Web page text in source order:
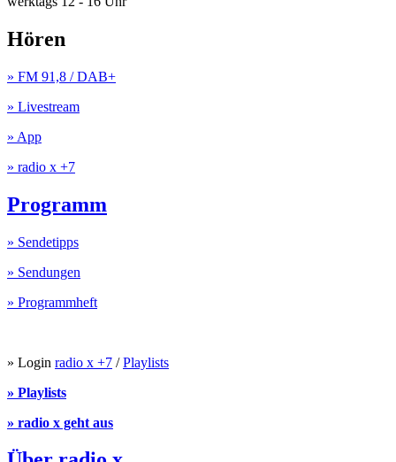
Hören
» FM 91,8 / DAB+
» Livestream
» App
» radio x +7
Programm
» Sendetipps
» Sendungen
» Programmheft
» Login radio x +7 /Playlists
» Playlists
» radio x geht aus